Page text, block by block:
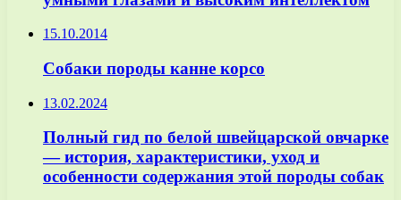
15.10.2014
Собаки породы канне корсо
13.02.2024
Полный гид по белой швейцарской овчарке
— история, характеристики, уход и
особенности содержания этой породы собак